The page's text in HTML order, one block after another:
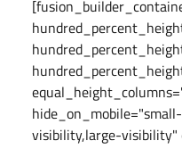
visibility,large-visibility"